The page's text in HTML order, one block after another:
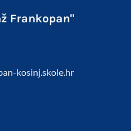
Frankopan"
kosinj.skole.hr